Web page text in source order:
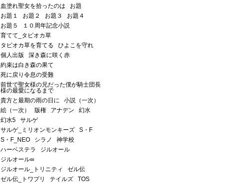
血塗れ聖女を拾ったのは
お題
お題１
お題２ お題３
お題４
お題５
１０周年記念小説
育てて_タピオカ草
タピオカ草を育てる
ひよこを守れ
個人出版
深き森に咲く赤
約束は白き森の果て
死に戻り令息の受難
前世で聖女様の兄だった僕が騎士団長
様の最愛になるまで
貴方と最期の雨の日に
小説（一次）
絵（一次）
版権 アナデン
幻水
幻水5
サルゲ
サルゲ_ミリオンモンキーズ
S・F
S・F_NEO
シラノ
神学校
ハーベステラ
ジルオール
ジルオール∞
ジルオール_トリニティ
ゼル伝
ゼル伝_トワプリ
テイルズ
TOS